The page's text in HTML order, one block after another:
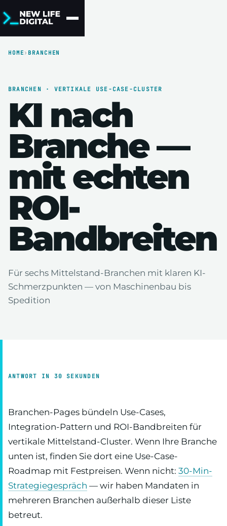
HOME › BRANCHEN
BRANCHEN · VERTIKALE USE-CASE-CLUSTER
KI nach
Branche —
mit echten
ROI-
Bandbreiten
Für sechs Mittelstand-Branchen mit klaren KI-
Schmerzpunkten — von Maschinenbau bis
Spedition
ANTWORT IN 30 SEKUNDEN
Branchen-Pages bündeln Use-Cases,
Integration-Pattern und ROI-Bandbreiten für
vertikale Mittelstand-Cluster. Wenn Ihre Branche
unten ist, finden Sie dort eine Use-Case-
Roadmap mit Festpreisen. Wenn nicht: 30-Min-
Strategiegespräch — wir haben Mandaten in
mehreren Branchen außerhalb dieser Liste
betreut.